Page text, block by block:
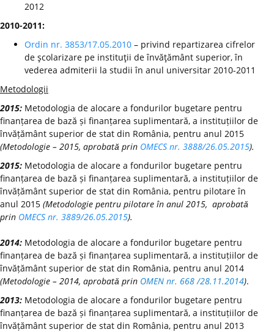
2012
2010-2011:
Ordin nr. 3853/17.05.2010 – privind repartizarea cifrelor
de şcolarizare pe instituţii de învăţământ superior, în
vederea admiterii la studii în anul universitar 2010-2011
Metodologii
2015: Metodologia de alocare a fondurilor bugetare pentru
finanțarea de bază și finanțarea suplimentară, a instituțiilor de
învățământ superior de stat din România, pentru anul 2015
(Metodologie – 2015, aprobată prin OMECS nr. 3888/26.05.2015).
2015: Metodologia de alocare a fondurilor bugetare pentru
finanțarea de bază și finanțarea suplimentară, a instituțiilor de
învățământ superior de stat din România, pentru pilotare în
anul 2015 (Metodologie pentru pilotare în anul 2015, aprobată
prin OMECS nr. 3889/26.05.2015).
2014: Metodologia de alocare a fondurilor bugetare pentru
finanțarea de bază și finanțarea suplimentară, a instituțiilor de
învățământ superior de stat din România, pentru anul 2014
(Metodologie – 2014, aprobată prin OMEN nr. 668 /28.11.2014).
2013: Metodologia de alocare a fondurilor bugetare pentru
finanțarea de bază și finanțarea suplimentară, a instituțiilor de
învățământ superior de stat din România, pentru anul 2013